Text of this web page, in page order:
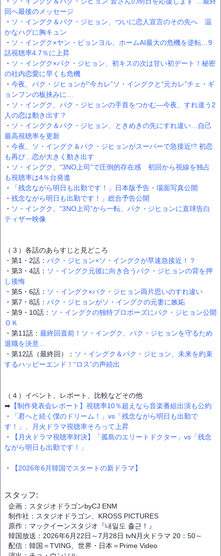
回へ最後のメッセージ
・ ソ・イングク＆パク・ジヒョン、ついに恋人宣言のその先へ 温
かなハグに胸キュン
・ ソ・イングク×ヤン・ビョンヨル、ホームAI最大の危機を逆転…9
話視聴率4.7％に上昇
・ ソ・イングク×パク・ジヒョン、初キスの次は甘い初デート！秘密
の社内恋愛に早くも危機
・ 今夜、パク・ジヒョンが“今カレ”ソ・イングクと“元カレ”チェ・ギ
ョンフンの板挟みに…
・ ソ・イングク、パク・ジヒョンの手首をつかむ―今夜、すれ違う2
人の恋は動き出す？
・ ソ・イングク＆パク・ジヒョン、ときめきの先にすれ違い…自己
最高視聴率を更新
・ 今夜、ソ・イングク＆パク・ジヒョンがスーパーで急接近!? 初恋
も再び…恋が大きく動き出す
・ ソ・イングク、“3NO上司”で圧倒的存在感 初回から視線を独占
も視聴率は4％台発進
・
「残念ながら明日も出勤です！」日本版予告・場面写真公開
・ 残念ながら明日も出勤です！」総合予告公開
・ ソ・イングク、“3NO上司”から一転、パク・ジヒョンに直球告白
ティザー映像
（３）各話のあらすじと見どころ
・第1・2話： パク・ジヒョン×ソ・イングクが早速急接近！？
・第3・4話： ソ・イングク元彼に向き合うパク・ジヒョンの背を押
し後悔
・第5・6話： ソ・イングク×パク・ジヒョン両片思いのすれ違い
・第7・8話： パク・ジヒョンがソ・イングクの元妻に嫉妬
・第9・10話： ソ・イングクの独特プロポーズにパク・ジヒョン公開
ＯＫ
・第11話： 最終回直前！ソ・イングク、パク・ジヒョンを守るため
退職を決意…
・第12話（最終回）： ソ・イングク＆パク・ジヒョン、未来を約束
するハッピーエンド！“ロス”の声続出
（４）イベント、レポート、比較などその他
➡ 【制作発表会レポート】視聴率10％超えなら音楽番組出演も公約
・
「君へと続く僕のドリーム！」vs「残念ながら明日も出勤で
す！」、月火ドラマ視聴率そろって上昇
・
【月火ドラマ視聴率対決】「孤島のエリートドクター」vs「残念
ながら明日も出勤です！」
・ 【2026年6月韓国でスタートの新ドラマ】
スタッフ:
企画：スタジオドラゴンbyCJ ENM
制作社：スタジオドラゴン、KROSS PICTURES
原作：マックイーンスタジオ『내일도 출근！』
韓国放送：2026年6月22日～7月28日 tvN月火ドラマ 20：50～
配信：韓国＝TVING、世界・日本＝Prime Video